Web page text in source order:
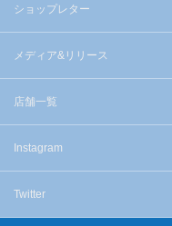
ショップレター
メディア&リリース
店舗一覧
Instagram
Twitter